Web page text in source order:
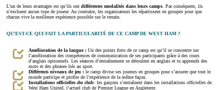
L’un de leurs avantages est qu’ils ont différentes modalités dans leurs camps . Par conséquent, ils
n’excluent aucun type de joueur. Au contraire, les organisateurs les répartissent en groupes pour que
chacun vive la meilleure expérience possible sur le terrain.
QU’EST-CE QUI FAIT LA PARTICULARITÉ DE CE CAMP DE WEST HAM ?
Amélioration de la langue : Un des points forts de ce camp est qu’il se concentre sur
l’amélioration des compétences de communication de ses participants grâce à des cours
d’anglais optionnels. Les séances d’entraînement se déroulent en anglais et tu apprends des
mots et des phrases liés au sport.
Différents niveaux de jeu : le camp divise ses joueurs en groupes pour s’assurer que tout le
monde participe et profite de l’expérience de la même façon.
Installations officielles du club: les garçons s’entraînent dans les installations officielles de
West Ham United, l’actuel club de Premier League en Angleterre.